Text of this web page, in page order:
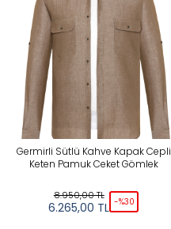
Germirli Sütlü Kahve Kapak Cepli
Keten Pamuk Ceket Gömlek
8.950,00TL
6.265,00 TL -%30